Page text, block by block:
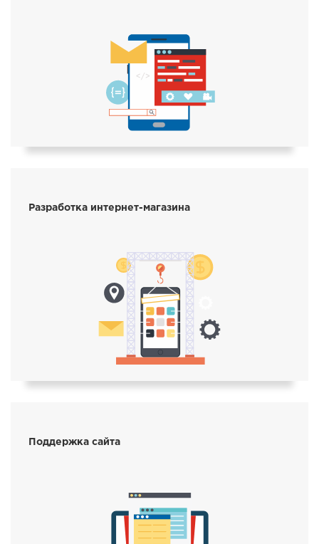
Разработка интернет-магазина
Поддержка сайта